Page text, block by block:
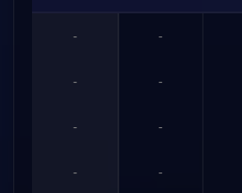
- -
- -
- -
- -